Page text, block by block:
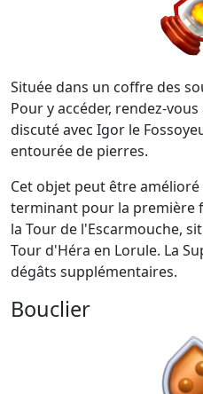
Située dans un coffre des
Pour y accéder, rendez-
discuté avec Igor le
entourée de pierres.
Cet objet peut être
terminant pour la première
la Tour de l'Escarmouche,
Tour d'Héra en Lorule. La
dégâts supplémentaires.
Bouclier